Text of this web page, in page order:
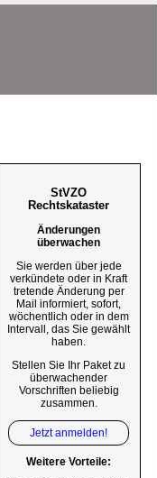
StVZO
Rechtskataster
Änderungen
überwachen
Sie werden über jede
verkündete oder in Kraft
tretende Änderung per
Mail informiert, sofort,
wöchentlich oder in dem
Intervall, das Sie gewählt
haben.
Stellen Sie Ihr Paket zu
überwachender
Vorschriften beliebig
zusammen.
Jetzt anmelden!
Weitere Vorteile: